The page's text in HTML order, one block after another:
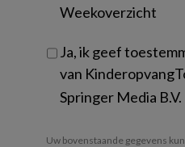
Weekoverzicht
Ja, ik geef
van
Springer Media B.V.
Uw bovenstaande gegevens